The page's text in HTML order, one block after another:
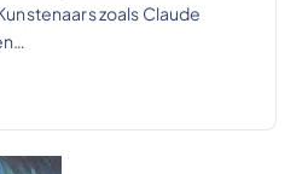
zoals Claude